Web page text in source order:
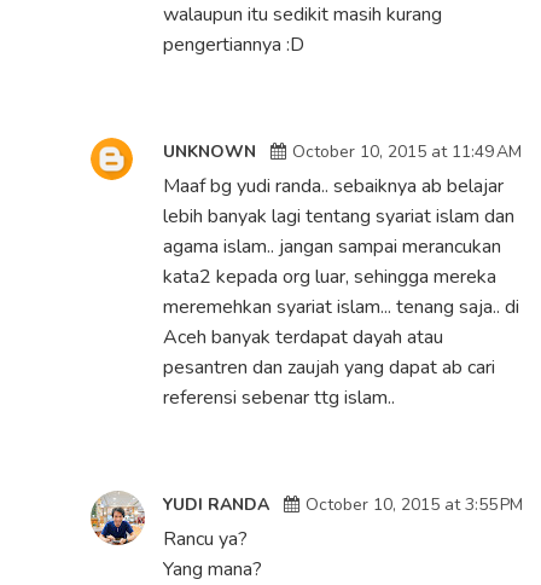
walaupun itu sedikit masih kurang
pengertiannya :D
UNKNOWN October 10, 2015 at 11:49 AM
Maaf bg yudi randa.. sebaiknya ab belajar
lebih banyak lagi tentang syariat islam dan
agama islam.. jangan sampai merancukan
kata2 kepada org luar, sehingga mereka
meremehkan syariat islam... tenang saja.. di
Aceh banyak terdapat dayah atau
pesantren dan zaujah yang dapat ab cari
referensi sebenar ttg islam..
YUDI RANDA October 10, 2015 at 3:55 PM
Rancu ya?
Yang mana?